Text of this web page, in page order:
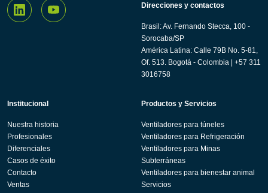
Direcciones y contactos
Brasil: Av. Fernando Stecca, 100 -
Sorocaba/SP
América Latina: Calle 79B No. 5-81,
Of. 513. Bogotá - Colombia | +57 311
3016758
Institucional
Nuestra historia
Profesionales
Diferenciales
Casos de éxito
Contacto
Ventas
Productos y Servicios
Ventiladores para túneles
Ventiladores para Refrigeración
Ventiladores para Minas
Subterráneas
Ventiladores para bienestar animal
Servicios